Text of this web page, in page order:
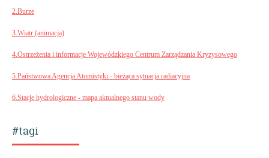
2.Burze
3.Wiatr (animacja)
4.Ostrzeżenia i informacje Wojewódzkiego Centrum Zarządzania Kryzysowego
5.Państwowa Agencja Atomistyki - bieżąca sytuacja radiacyjna
6.Stacje hydrologiczne - mapa aktualnego stanu wody
#tagi